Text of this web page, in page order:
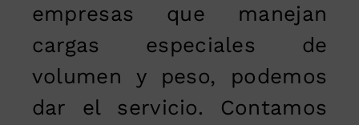
empresas que manejan
cargas especiales de
volumen y peso, podemos
dar el servicio. Contamos